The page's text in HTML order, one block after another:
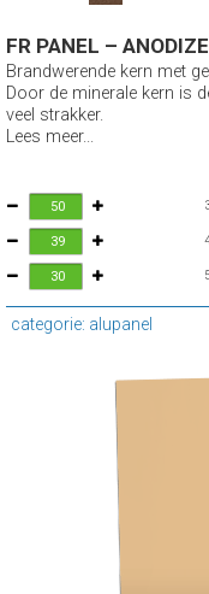
FR PANEL –
Brandwerende kern met
Door de minerale kern is
veel strakker.
Lees meer...
categorie: alupanel